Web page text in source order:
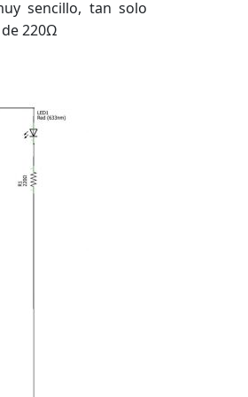
sencillo, tan solo
220Ω